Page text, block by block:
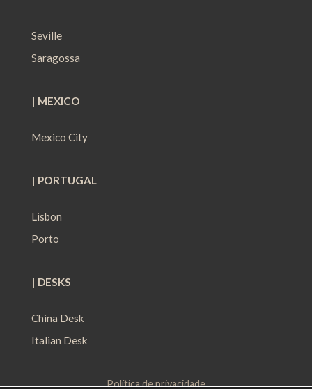
Seville
Saragossa
| MEXICO
Mexico City
| PORTUGAL
Lisbon
Porto
| DESKS
China Desk
Italian Desk
Política de privacidade